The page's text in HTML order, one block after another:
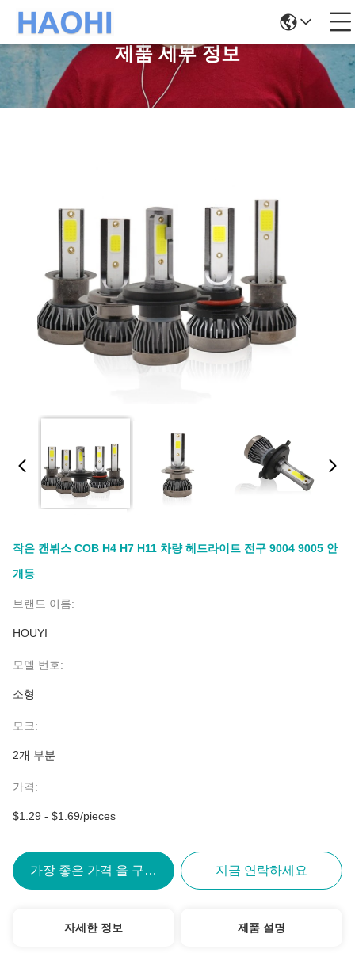
제품 세부 정보
작은 캔뷔스 COB H4 H7 H11 차량 헤드라이트 전구 9004 9005 안
개등
브랜드 이름:
HOUYI
모델 번호:
소형
모크:
2개 부분
가격:
$1.29 - $1.69/pieces
가장 좋은 가격 을 구하라 지금 연락하세요
자세한 정보 제품 설명